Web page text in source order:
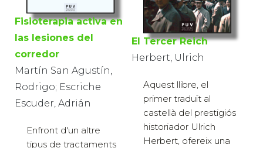
Fisioterapia activa en
las lesiones del
corredor
Martín San Agustín,
Rodrigo; Escriche
Escuder, Adrián
Enfront d'un altre
tipus de tractaments
El Tercer Reich
Herbert, Ulrich
Aquest llibre, el
primer traduït al
castellà del prestigiós
historiador Ulrich
Herbert, ofereix una